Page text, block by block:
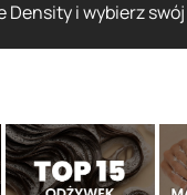
Density i wybierz swój
Salon